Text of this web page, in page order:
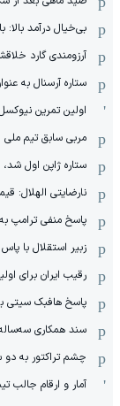
بی‌خیال درآمد
آرزومندی گارد
ستاره آرسنال به
اولین تمرین
مربی سابق تیم ملی
ستاره ژاپن اول
نارضایتی الهلال:
پاسخ منفی ترامپ
زبیر استقلال با
رقیب ایران برای
پاسخ هافبک سیتی
سند همکاری
چشم تراکتور به دو
آمار و ارقام جالب